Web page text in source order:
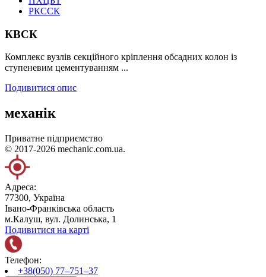
РКССК
КВСК
Комплекс вузлів секційного кріплення обсадних колон із
ступеневим цементуванням ...
Подивитися опис
механік
Приватне підприємство
© 2017-2026 mechanic.com.ua.
Адреса:
77300, Україна
Івано-Франківська область
м.Калуш, вул. Долинська, 1
Подивитися на карті
Телефон:
+38(050) 77–751–37